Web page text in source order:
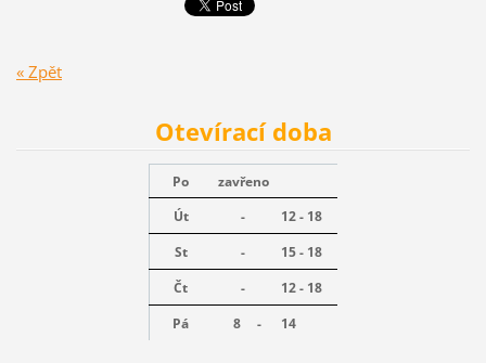
« Zpět
Otevírací doba
Po
zavřeno
Út
-
12 - 18
St
-
15 - 18
Čt
-
12 - 18
Pá
8 - 14